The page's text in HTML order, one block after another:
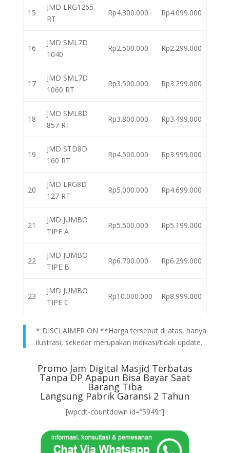
15
JMD LRG1265
RT
Rp4.300.000 Rp4.099.000
16
JMD SML7D
1040
Rp2.500.000 Rp2.299.000
17
JMD SML7D
1060 RT
Rp3.500.000 Rp3.299.000
18
JMD SML8D
857 RT
Rp3.800.000 Rp3.499.000
19
JMD STD8D
160 RT
Rp4.500.000 Rp3.999.000
20
JMD LRG8D
127 RT
Rp5.000.000 Rp4.699.000
21
JMD JUMBO
TIPE A
Rp5.500.000 Rp5.199.000
22
JMD JUMBO
TIPE B
Rp6.700.000 Rp6.299.000
23
JMD JUMBO
TIPE C
Rp10.000.000 Rp8.999.000
* DISCLAIMER ON **Harga tersebut di atas, hanya
ilustrasi, sekedar merupakan indikasi/tidak update.
Promo Jam Digital Masjid Terbatas
Tanpa DP Apapun Bisa Bayar Saat
Barang Tiba
Langsung Pabrik Garansi 2 Tahun
[wpcdt-countdown id=”5949″]